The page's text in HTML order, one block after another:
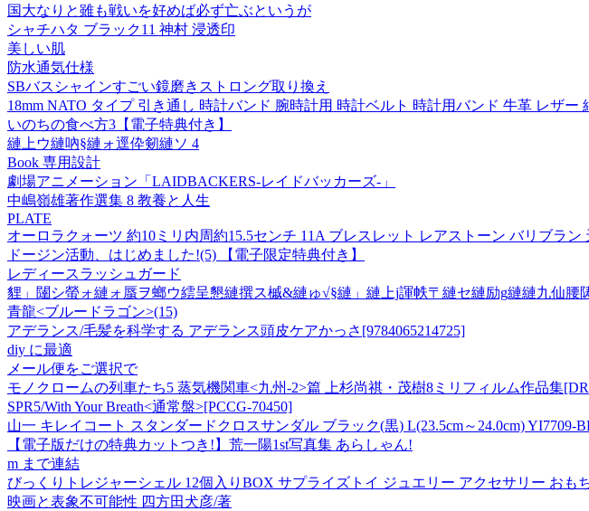
国大なりと雖も戦いを好めば必ず亡ぶというが
シャチハタ ブラック11 神村 浸透印
美しい肌
防水通気仕様
SBバスシャインすごい鏡磨きストロング取り換え
18mm NATO タイプ 引き通し 時計バンド 腕時計用 時計ベルト 時計用バンド 牛革 レザ
いのちの食べ方3【電子特典付き】
縺上ウ縺吶§縺ォ逕伜剱縺ソ 4
Book 専用設計
劇場アニメーション「LAIDBACKERS-レイドバッカーズ-」
中嶋嶺雄著作選集 8 教養と人生
PLATE
オーロラクォーツ 約10ミリ内周約15.5センチ 11A ブレスレット レアストーン バリブラン
ドージン活動、はじめました!(5) 【電子限定特典付き】
レディースラッシュガード
貍」闥シ螢ォ縺ォ蜃ヲ螂ウ繧呈懇縺撰ス槭&縺ゅ√§縺」縺上j諢帙〒縺セ縺励g縺縺九仙腰
青龍<ブルードラゴン>(15)
アデランス/毛髪を科学する アデランス頭皮ケアかっさ[9784065214725]
diy に最適
メール便をご選択で
モノクロームの列車たち5 蒸気機関車<九州-2>篇 上杉尚祺・茂樹8ミリフィルム作品集
SPR5/With Your Breath<通常盤>[PCCG-70450]
山一 キレイコート スタンダードクロスサンダル ブラック(黒) L(23.5cm～24.0cm) YI7709-
【電子版だけの特典カットつき!】荒一陽1st写真集 あらしゃん!
m まで連結
びっくりトレジャーシェル 12個入りBOX サプライズトイ ジュエリー アクセサリー おも
映画と表象不可能性 四方田犬彦/著